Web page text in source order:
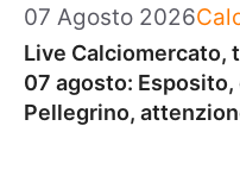
07 Agosto 2026
Live Calciomercato,
07 agosto:
Pellegrino,